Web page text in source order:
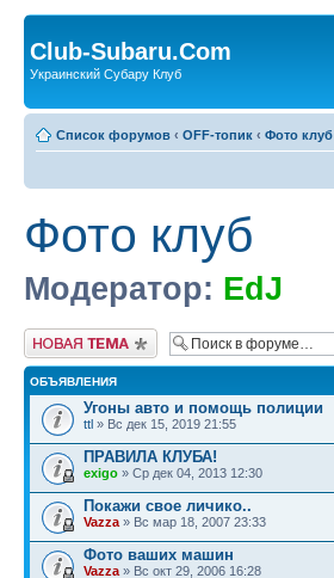
Club-Subaru.Com
Украинский Субару Клуб
Список форумов ‹ OFF-топик ‹ Фото клуб
Фото клуб
Модератор: EdJ
Новая тема
ОБЪЯВЛЕНИЯ
Угоны авто и помощь полиции
ttl » Вс дек 15, 2019 21:55
ПРАВИЛА КЛУБА!
exigo » Ср дек 04, 2013 12:30
Покажи свое личико..
Vazza » Вс мар 18, 2007 23:33
Фото ваших машин
Vazza » Вс окт 29, 2006 16:28